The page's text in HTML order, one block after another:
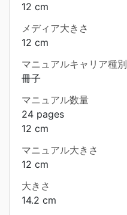
12 cm
メディア大きさ
12 cm
マニュアルキャリア種別
冊子
マニュアル数量
24 pages
12 cm
マニュアル大きさ
12 cm
大きさ
14.2 cm